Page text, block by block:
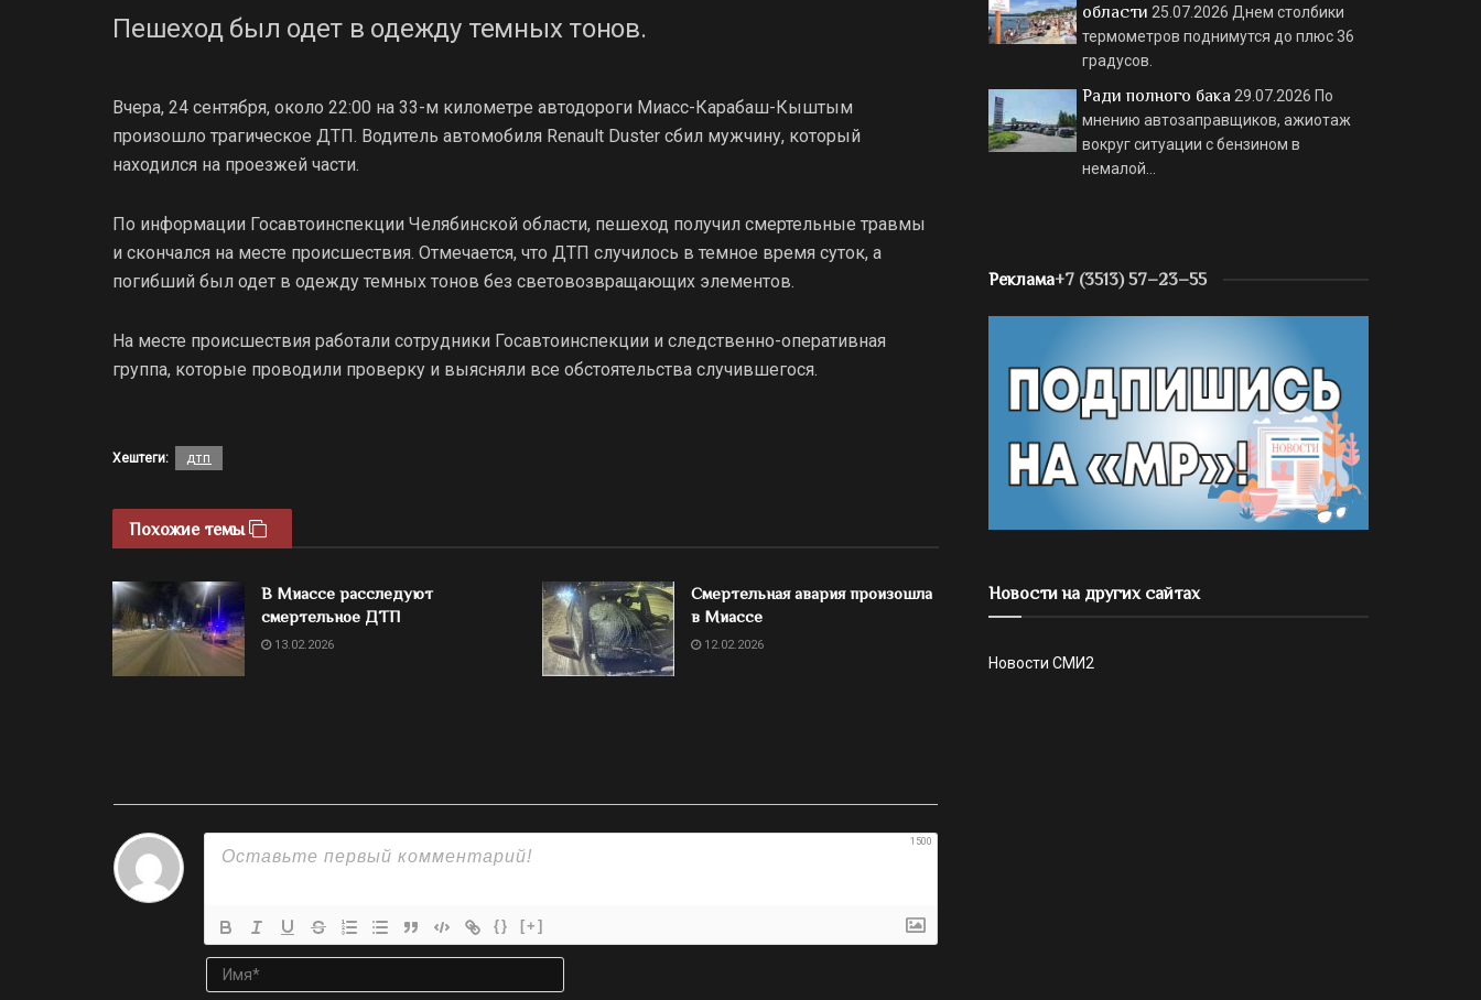
Пешеход был одет в одежду темных тонов.
Вчера, 24 сентября, около 22:00 на 33-м километре автодороги Миасс-Карабаш-Кыштым
произошло трагическое ДТП. Водитель автомобиля Renault Duster сбил мужчину, который
находился на проезжей части.
По информации Госавтоинспекции Челябинской области, пешеход получил смертельные травмы
и скончался на месте происшествия. Отмечается, что ДТП случилось в темное время суток, а
погибший был одет в одежду темных тонов без световозвращающих элементов.
На месте происшествия работали сотрудники Госавтоинспекции и следственно-оперативная
группа, которые проводили проверку и выясняли все обстоятельства случившегося.
Хештеги: дтп
Похожие темы
В Миассе расследуют
смертельное ДТП
13.02.2026
Смертельная авария произошла
в Миассе
12.02.2026
1500
{} [+]
Имя*
области 25.07.2026 Днем столбики
термометров поднимутся до плюс 36
градусов.
Ради полного бака 29.07.2026 По
мнению автозаправщиков, ажиотаж
вокруг ситуации с бензином в
немалой…
Реклама+7 (3513) 57–23–55
Новости на других сайтах
Новости СМИ2